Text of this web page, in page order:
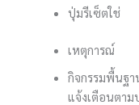
ปุ่มรีเซ็ตใช่
เหตุการณ์
กิจกรรมพื้นฐา
แจ้งเตือนตา